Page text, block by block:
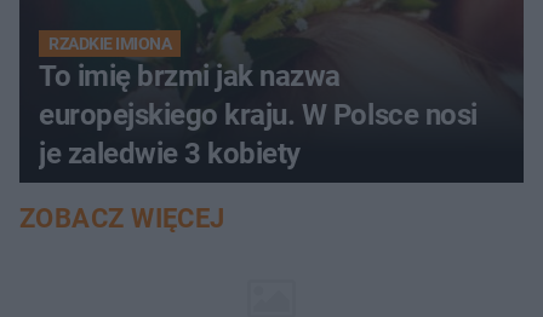
RZADKIE IMIONA
To imię brzmi jak nazwa
europejskiego kraju. W Polsce nosi
je zaledwie 3 kobiety
ZOBACZ WIĘCEJ